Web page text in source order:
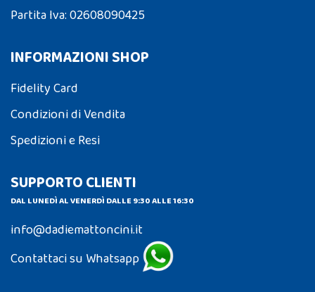
Partita Iva: 02608090425
INFORMAZIONI SHOP
Fidelity Card
Condizioni di Vendita
Spedizioni e Resi
SUPPORTO CLIENTI
DAL LUNEDÌ AL VENERDÌ DALLE 9:30 ALLE 16:30
info@dadiemattoncini.it
Contattaci su Whatsapp